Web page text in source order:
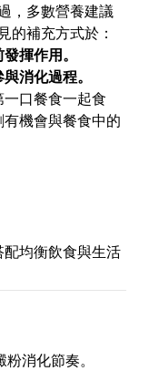
，多數營養建議
的補充方式於：
揮作用。
消化過程。
口餐食一起食
機會與餐食中的
均衡飲食與生活
消化節奏。